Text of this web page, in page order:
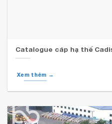
Catalogue cáp hạ thế
Xem thêm →